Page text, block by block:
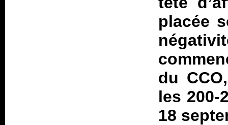
placée
du
les 200-
18